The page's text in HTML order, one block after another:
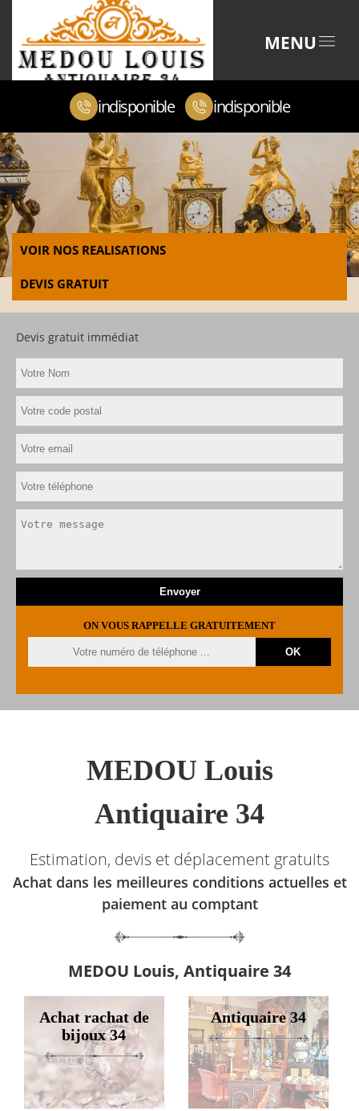
MENU
indisponible indisponible
VOIR NOS REALISATIONS
DEVIS GRATUIT
Devis gratuit immédiat
ON VOUS RAPPELLE GRATUITEMENT
MEDOU Louis
Antiquaire 34
Estimation, devis et déplacement gratuits
Achat dans les meilleures conditions actuelles et
paiement au comptant
MEDOU Louis, Antiquaire 34
Achat rachat de
bijoux 34
Antiquaire 34